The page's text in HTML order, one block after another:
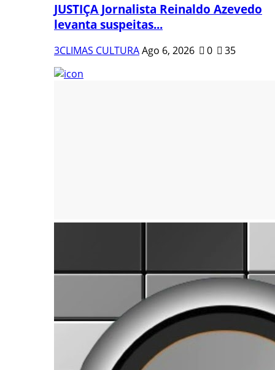
JUSTIÇA Jornalista Reinaldo Azevedo
levanta suspeitas...
3CLIMAS CULTURAAgo 6, 2026 0 35